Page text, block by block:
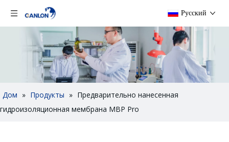
Pусский
Дом » Продукты » Предварительно нанесенная
гидроизоляционная мембрана MBP Pro